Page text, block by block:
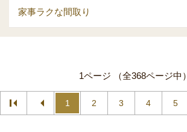
家事ラクな間取り
1ページ （全368ページ中）
1 2 3 4 5